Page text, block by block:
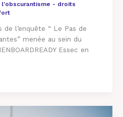
- droits
de l’enquête “ Le Pas de
menée au sein du
Essec en